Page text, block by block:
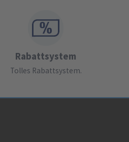
Rabattsystem
Tolles Rabattsystem.